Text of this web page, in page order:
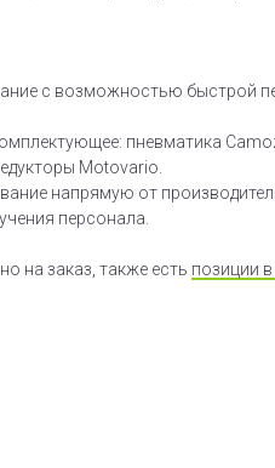
с возможностью быстрой
пневматика
Motovario.
напрямую от
персонала.
на заказ, также есть позиции